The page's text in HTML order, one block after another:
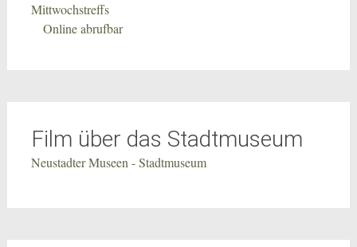
Mittwochstreffs
Online abrufbar
Film über das Stadtmuseum
Neustadter Museen - Stadtmuseum